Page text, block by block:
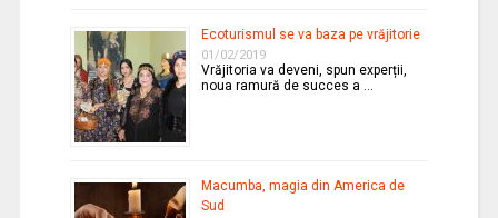
Ecoturismul se va baza pe vrăjitorie
01/02/2019
Vrăjitoria va deveni, spun experții,
noua ramură de succes a …
Macumba, magia din America de
Sud